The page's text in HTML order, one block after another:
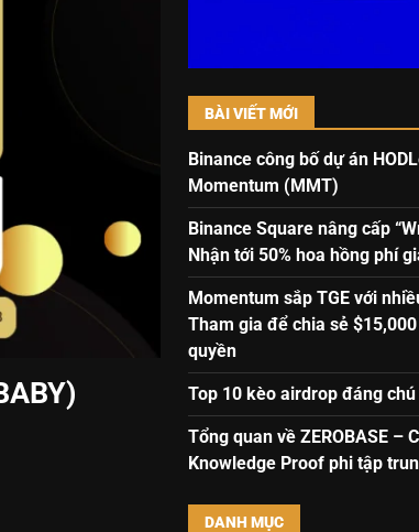
BÀI VIẾT MỚI
Binance công bố dự án
Momentum (MMT)
Binance Square nâng cấp
Nhận tới 50% hoa hồng phí
Momentum sắp TGE với
Tham gia để chia sẻ
quyền
Top 10 kèo airdrop đáng
Tổng quan về ZEROBASE –
Knowledge Proof phi tập
DANH MỤC